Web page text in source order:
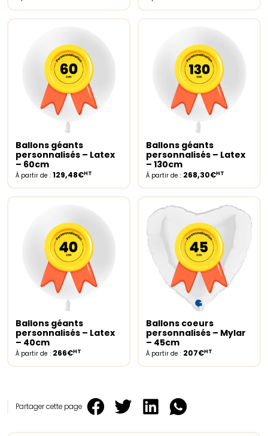
Select options
Ballons géants
personnalisés – Latex
– 60cm
À partir de : 129,48€HT
Select options
Ballons géants
personnalisés – Latex
– 130cm
À partir de : 268,30€HT
Select options
Ballons géants
personnalisés – Latex
– 40cm
À partir de : 266€HT
Select options
Ballons coeurs
personnalisés – Mylar
– 45cm
À partir de : 207€HT
Partager cette page